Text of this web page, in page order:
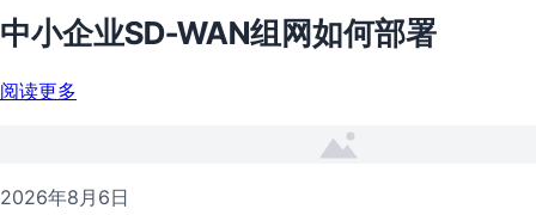
中小企业SD-WAN组网如何部署
阅读更多
2026年8月6日